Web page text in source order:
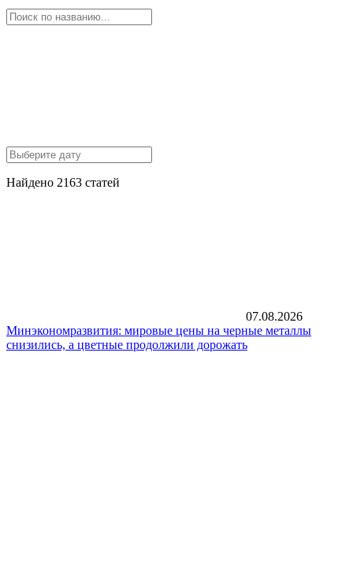
Найдено 2163 статей
07.08.2026
Минэкономразвития: мировые цены на черные металлы
снизились, а цветные продолжили дорожать